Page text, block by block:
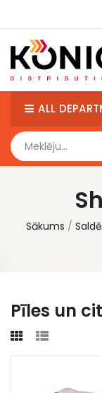
ALL
Sākums
Pīles un